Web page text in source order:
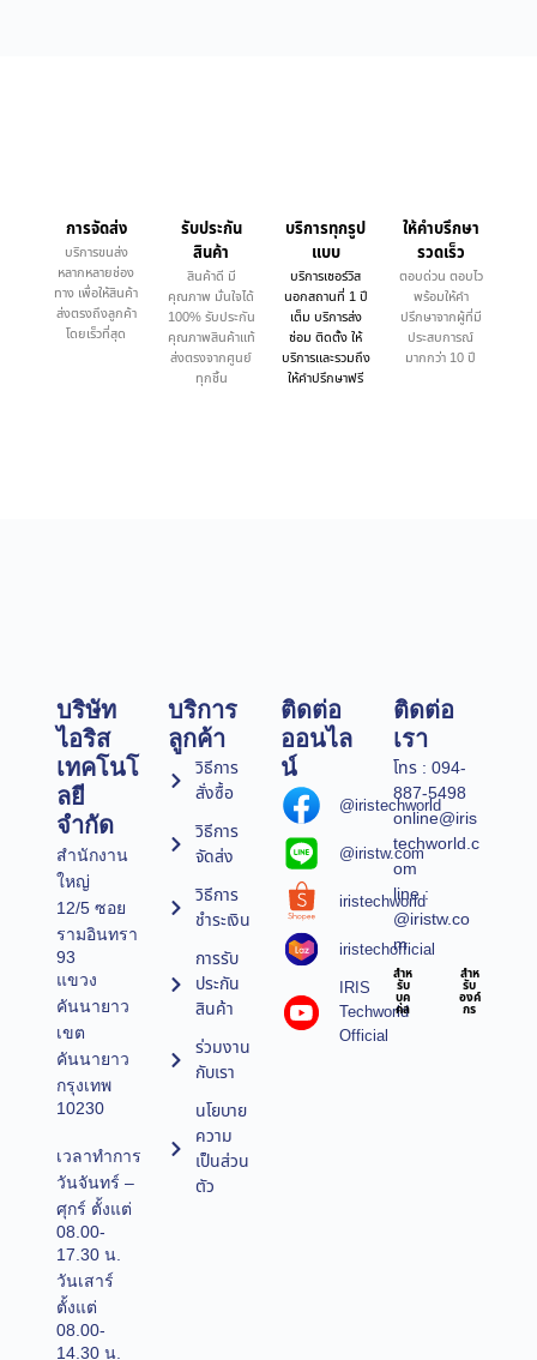
การจัดส่ง
บริการขนส่ง
หลากหลายช่อง
ทาง เพื่อให้สินค้า
ส่งตรงถึงลูกค้า
โดยเร็วที่สุด
รับประกัน
สินค้า
สินค้าดี มี
คุณภาพ มั่นใจได้
100% รับประกัน
คุณภาพสินค้าแท้
ส่งตรงจากศูนย์
ทุกชิ้น
บริการทุกรูป
แบบ
บริการเซอร์วิส
นอกสถานที่ 1 ปี
เต็ม บริการส่ง
ซ่อม ติดตั้ง ให้
บริการและรวมถึง
ให้คำปรึกษาฟรี
ให้คำบรึกษา
รวดเร็ว
ตอบด่วน ตอบไว
พร้อมให้คำ
ปรึกษาจากผู้ที่มี
ประสบการณ์
มากกว่า 10 ปี
บริษัท
ไอริส
เทคโนโ
ลยี
จำกัด
สำนักงาน
ใหญ่
12/5 ซอย
รามอินทรา
93
แขวง
คันนายาว
เขต
คันนายาว
กรุงเทพ
10230
เวลาทำการ
วันจันทร์ –
ศุกร์ ตั้งแต่
08.00-
17.30 น.
วันเสาร์
ตั้งแต่
08.00-
14.30 น.
บริการ
ลูกค้า
วิธีการ
สั่งซื้อ
วิธีการ
จัดส่ง
วิธีการ
ชำระเงิน
การรับ
ประกัน
สินค้า
ร่วมงาน
กับเรา
นโยบาย
ความ
เป็นส่วน
ตัว
ติดต่อ
ออนไล
น์
@iristechworld
@iristw.com
iristechworld
iristechofficial
IRIS
Techworld
Official
ติดต่อ
เรา
โทร : 094-
887-5498
online@iris
techworld.c
om
line :
@iristw.co
m
สำห
รับ
บุค
คล
สำห
รับ
องค์
กร